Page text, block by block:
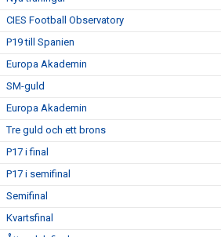
CIES Football Observatory
P19 till Spanien
Europa Akademin
SM-guld
Europa Akademin
Tre guld och ett brons
P17 i final
P17 i semifinal
Semifinal
Kvartsfinal